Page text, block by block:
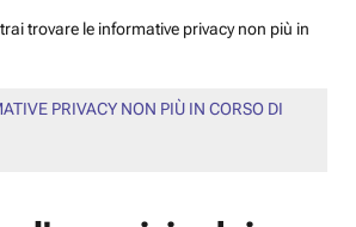
trovare le informative privacy non più in
PRIVACY NON PIÙ IN CORSO DI